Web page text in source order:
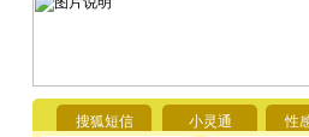
搜狐短信 小灵通 性